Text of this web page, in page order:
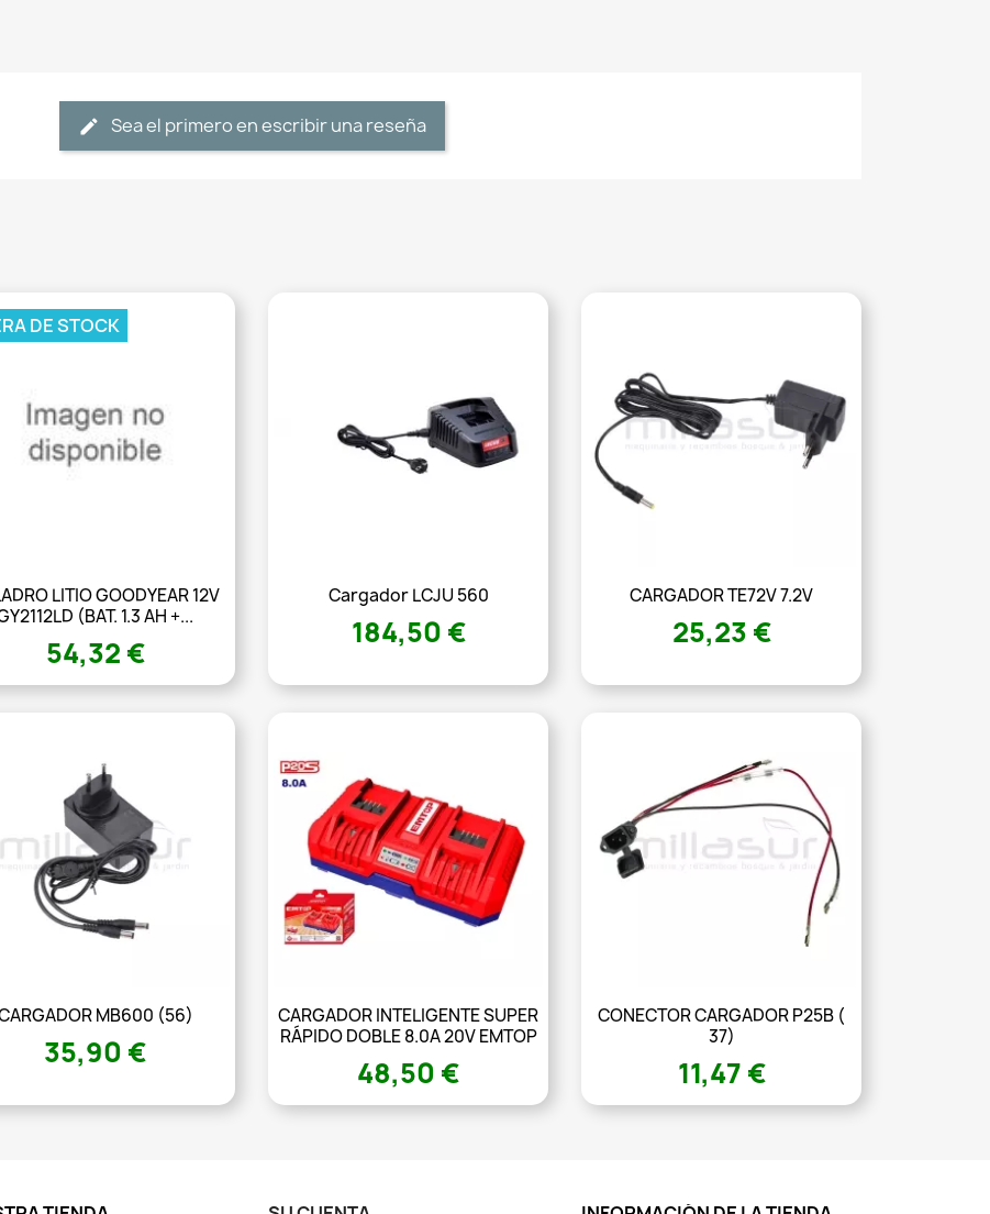
Sea el primero en escribir una reseña
LITIO GOODYEAR 12V
(BAT. 1.3 AH +...
54,32 €
DE STOCK
Cargador LCJU 560
184,50 €
CARGADOR TE72V 7.2V
25,23 €
MB600 (56)
35,90 €
CARGADOR INTELIGENTE SUPER
RÁPIDO DOBLE 8.0A 20V EMTOP
48,50 €
CONECTOR CARGADOR P25B (
37)
11,47 €